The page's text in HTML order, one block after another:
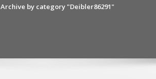
Archive by category "Deibler86291"